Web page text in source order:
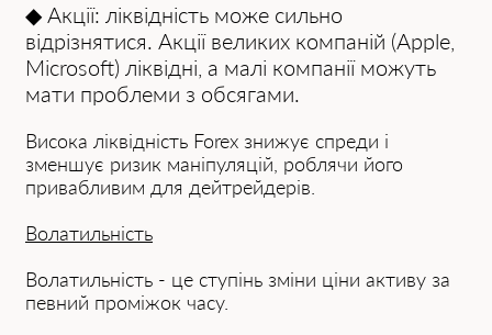
◆ Акції: ліквідність може сильно
відрізнятися. Акції великих компаній (Apple,
Microsoft) ліквідні, а малі компанії можуть
мати проблеми з обсягами.
Висока ліквідність Forex знижує спреди і
зменшує ризик маніпуляцій, роблячи його
привабливим для дейтрейдерів.
Волатильність
Волатильність - це ступінь зміни ціни активу за
певний проміжок часу.